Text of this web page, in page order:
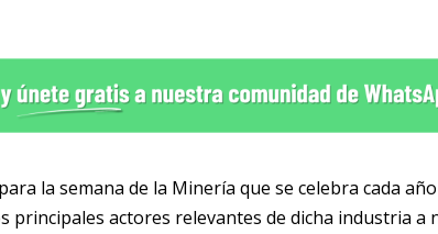
la semana de la Minería que se celebra cada
principales actores relevantes de dicha industria a